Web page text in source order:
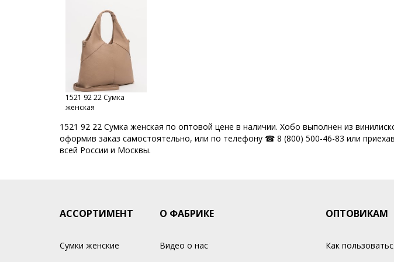
Модели сезона Весна-Лето
1521 92 22 Сумка
женская
1521 92 22 Сумка женская по оптовой цене в наличии. Хобо выполнен из
оформив заказ самостоятельно, или по телефону ☎ 8 (800) 500-46-83 или
всей России и Москвы.
АССОРТИМЕНТ
Сумки женские
О ФАБРИКЕ
Видео о нас
ОПТОВИКАМ
Как